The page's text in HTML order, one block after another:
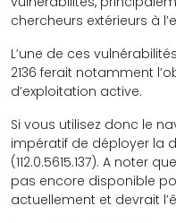
chercheurs extérieurs à
L’une de ces
2136 ferait notamment
d’exploitation active.
Si vous utilisez donc le
impératif de déployer la
(112.0.5615.137). A noter
pas encore disponible
actuellement et devrait